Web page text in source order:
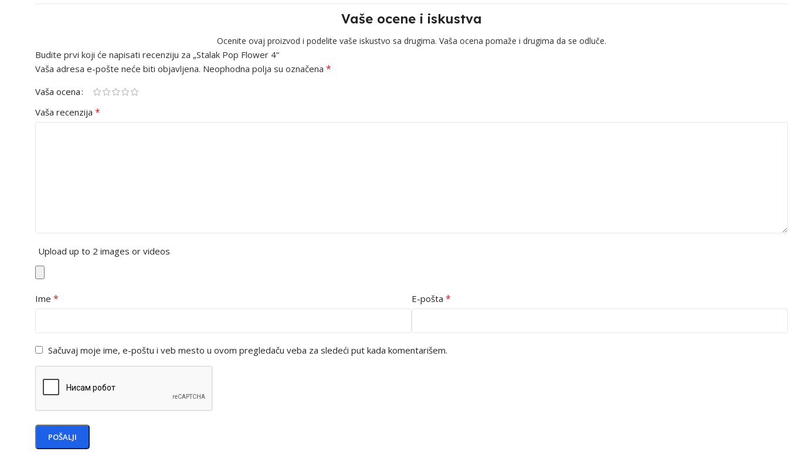
Vaše ocene i iskustva
Ocenite ovaj proizvod i podelite vaše iskustvo sa drugima. Vaša ocena pomaže i drugima da se odluče.
Budite prvi koji će napisati recenziju za „Stalak Pop Flower 4“
Vaša adresa e-pošte neće biti objavljena. Neophodna polja su označena *
Vaša ocena
Vaša recenzija *
Upload up to 2 images or videos
Ime * E-pošta *
Sačuvaj moje ime, e-poštu i veb mesto u ovom pregledaču veba za sledeći put kada komentarišem.